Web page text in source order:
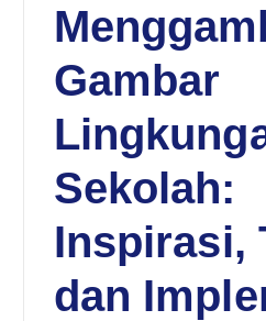
Gambar
Sekolah:
Inspirasi,
dan